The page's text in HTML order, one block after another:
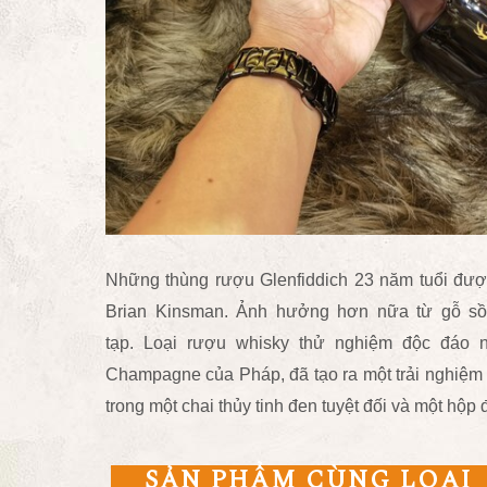
Những thùng rượu Glenfiddich 23 năm tuổi
Brian Kinsman. Ảnh hưởng hơn nữa từ gỗ
tạp. Loại rượu whisky thử nghiệm độc đáo
Champagne của Pháp, đã tạo ra một trải
trong một chai thủy tinh đen tuyệt đối và một